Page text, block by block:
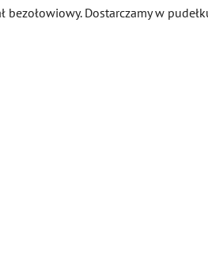
bezołowiowy. Dostarczamy w